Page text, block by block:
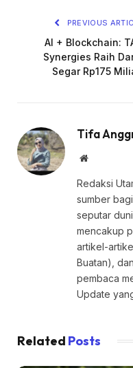
PREVIOUS
AI + Blockchain:
Synergies Raih
Segar Rp175
Tifa
Website
Redaksi
sumber
seputar
mencakup
artikel-
Buatan),
pembaca
Update
Related Posts